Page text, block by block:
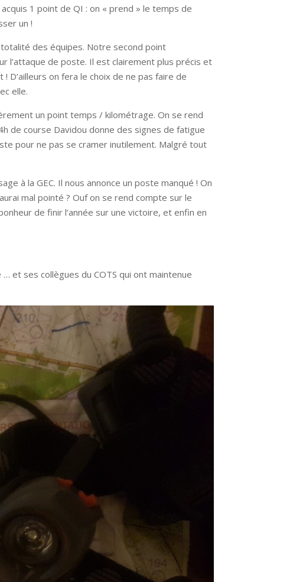
1 point de QI : on « prend » le temps de
un !
des équipes. Notre second point
l’attaque de poste. Il est clairement plus précis et
on fera le choix de ne pas faire de
elle.
un point temps / kilométrage. On se rend
de course Davidou donne des signes de fatigue
pour ne pas se cramer inutilement. Malgré tout
à la GEC. Il nous annonce un poste manqué ! On
mal pointé ? Ouf on se rend compte sur le
de finir l’année sur une victoire, et enfin en
et ses collègues du COTS qui ont maintenue